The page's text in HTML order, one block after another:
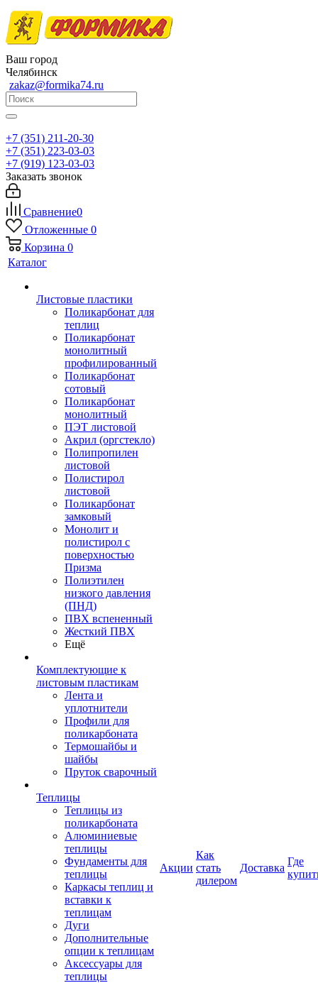
Ваш город
Челябинск
zakaz@formika74.ru
+7 (351) 211-20-30
+7 (351) 223-03-03
+7 (919) 123-03-03
Заказать звонок
Сравнение0
Отложенные 0
Корзина 0
Каталог
Листовые пластики
Поликарбонат для
теплиц
Поликарбонат
монолитный
профилированный
Поликарбонат
сотовый
Поликарбонат
монолитный
ПЭТ листовой
Акрил (оргстекло)
Полипропилен
листовой
Полистирол
листовой
Поликарбонат
замковый
Монолит и
полистирол с
поверхностью
Призма
Полиэтилен
низкого давления
(ПНД)
ПВХ вспененный
Жесткий ПВХ
Ещё
Комплектующие к
листовым пластикам
Лента и
уплотнители
Профили для
поликарбоната
Термошайбы и
шайбы
Пруток сварочный
Теплицы
Теплицы из
поликарбоната
Алюминиевые
теплицы
Фундаменты для
теплицы
Каркасы теплиц и
вставки к
теплицам
Дуги
Дополнительные
опции к теплицам
Аксессуары для
теплицы
Акции
Как
стать
дилером
Доставка
Где